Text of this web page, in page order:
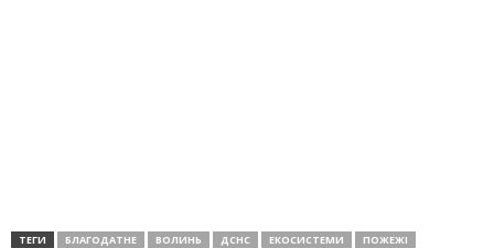
ТЕГИ БЛАГОДАТНЕ ВОЛИНЬ ДСНС ЕКОСИСТЕМИ
ПОЖЕЖІ